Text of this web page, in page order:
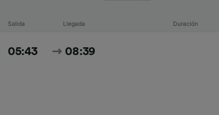
Salida Llegada Duración
05:43 08:39